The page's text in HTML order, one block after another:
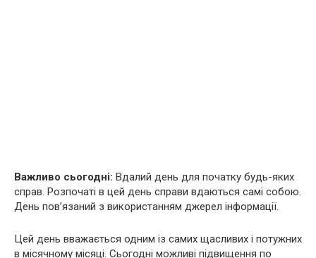
Важливо сьогодні: Вдалий день для початку будь-яких
справ. Розпочаті в цей день справи вдаються самі собою.
День пов’язаний з використанням джерел інформації.
Цей день вважається одним із самих щасливих і потужних
в місячному місяці. Сьогодні можливі підвищення по